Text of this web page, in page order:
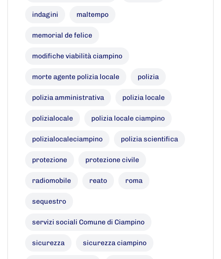
indagini maltempo
memorial de felice
modifiche viabilità ciampino
morte agente polizia locale polizia
polizia amministrativa polizia locale
polizialocale polizia locale ciampino
polizialocaleciampino polizia scientifica
protezione protezione civile
radiomobile reato roma
sequestro
servizi sociali Comune di Ciampino
sicurezza sicurezza ciampino